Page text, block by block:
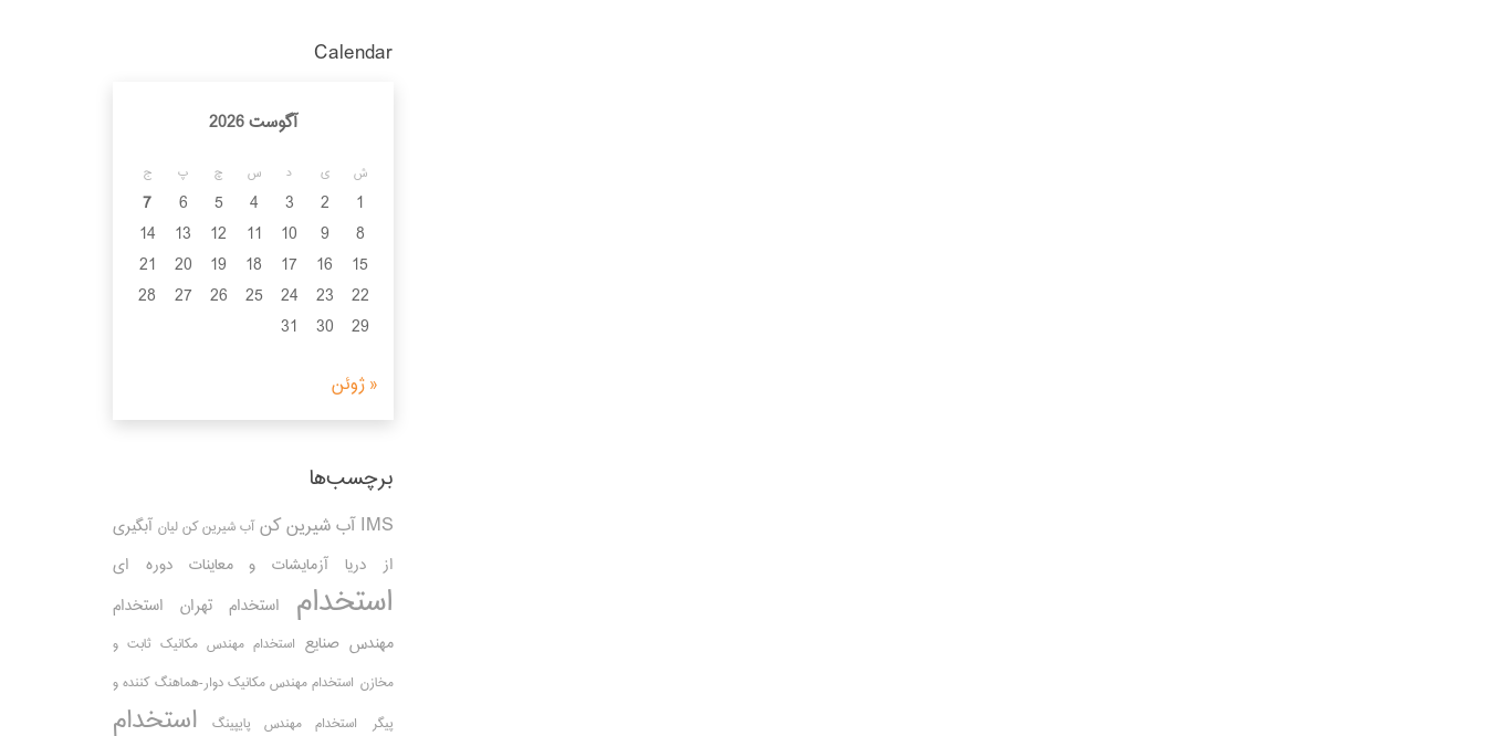
Calendar
آگوست 2026
ش ی د س چ پ ج
1
2
3
4
5
6
7
8
9
10
11
12
13
14
15
16
17
18
19
20
21
22
23
24
25
26
27
28
29
30
31
« ژوئن
برچسب‌ها
IMS آب شیرین کن آب شیرین کن لیان آبگیری
از دریا
آزمایشات و معاینات دوره ای
استخدام استخدام تهران
استخدام
مهندس صنایع استخدام مهندس مکانیک ثابت و
مخازن استخدام مهندس مکانیک دوار-هماهنگ کننده و
پیگر
استخدام مهندس پایپینگ استخدام